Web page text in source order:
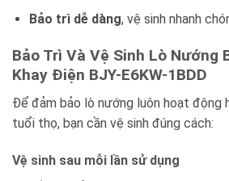
Bảo trì dễ dàng, vệ sinh nhanh
Bảo Trì Và Vệ Sinh Lò Nướng
Khay Điện BJY-E6KW-1BDD
Để đảm bảo lò nướng luôn hoạt động
tuổi thọ, bạn cần vệ sinh đúng cách:
Vệ sinh sau mỗi lần sử dụng